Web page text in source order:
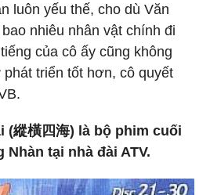
luôn yếu thế, cho dù Văn
nhiêu nhân vật chính đi
của cô ấy cũng không
triển tốt hơn, cô quyết
(縱橫四海) là bộ phim cuối
Nhàn tại nhà đài ATV.